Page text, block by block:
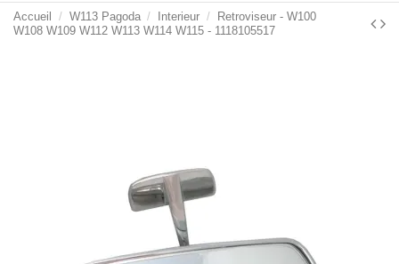
Accueil W113 Pagoda Interieur
Retroviseur - W100
W108 W109 W112 W113 W114 W115 - 1118105517